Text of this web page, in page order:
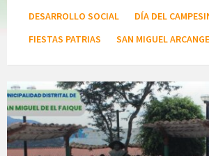
DESARROLLO SOCIAL
DÍA DEL
FIESTAS PATRIAS
SAN MIGUEL
Open
Gallery